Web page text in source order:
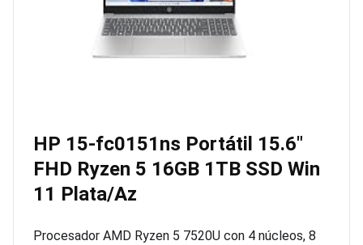
HP 15-fc0151ns Portátil 15.6″
FHD Ryzen 5 16GB 1TB SSD Win
11 Plata/Az
Procesador AMD Ryzen 5 7520U con 4 núcleos, 8